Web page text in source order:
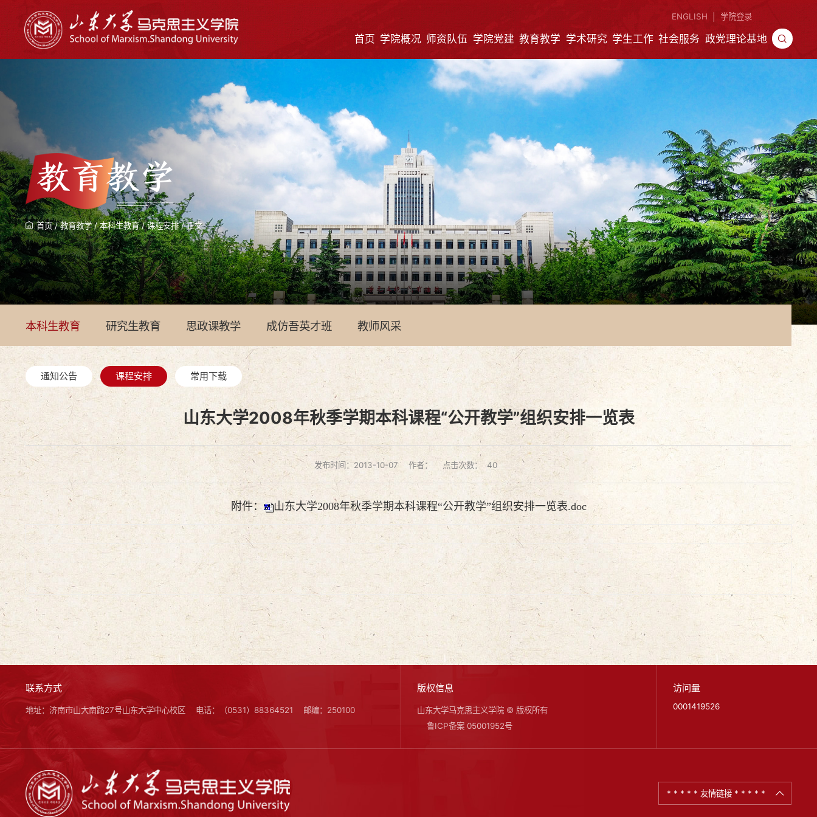
ENGLISH 学院登录
首页 学院概况 师资队伍 学院党建 教育教学 学术研究 学生工作 社会服务 政党理论基地
教育教学
首页/教育教学/本科生教育/课程安排/正文
本科生教育 研究生教育 思政课教学 成仿吾英才班 教师风采
通知公告 课程安排 常用下载
山东大学2008年秋季学期本科课程“公开教学”组织安排一览表
发布时间：2013-10-07 作者： 点击次数： 40
附件： 山东大学2008年秋季学期本科课程“公开教学”组织安排一览表.doc
联系方式
地址：济南市山大南路27号山东大学中心校区 电话：（0531）88364521 邮编：250100
版权信息
山东大学马克思主义学院 © 版权所有
鲁ICP备案 05001952号
访问量
0001419526
* * * * * 友情链接 * * * * *